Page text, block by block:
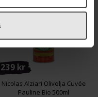
239 kr
Eko
Nicolas Alziari Olivolja Cuvée
Pauline Bio 500ml